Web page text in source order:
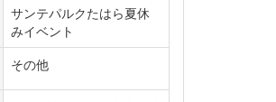
サンテパルクたはら夏休
みイベント
その他